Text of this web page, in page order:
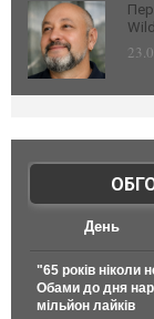
День
"65 років ніколи
Обами до дня
мільйон лайків